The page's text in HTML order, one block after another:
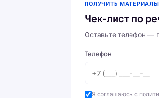
ПОЛУЧИТЬ МАТЕРИАЛЫ
Чек-лист по
Оставьте телефон —
Телефон
Я соглашаюсь с